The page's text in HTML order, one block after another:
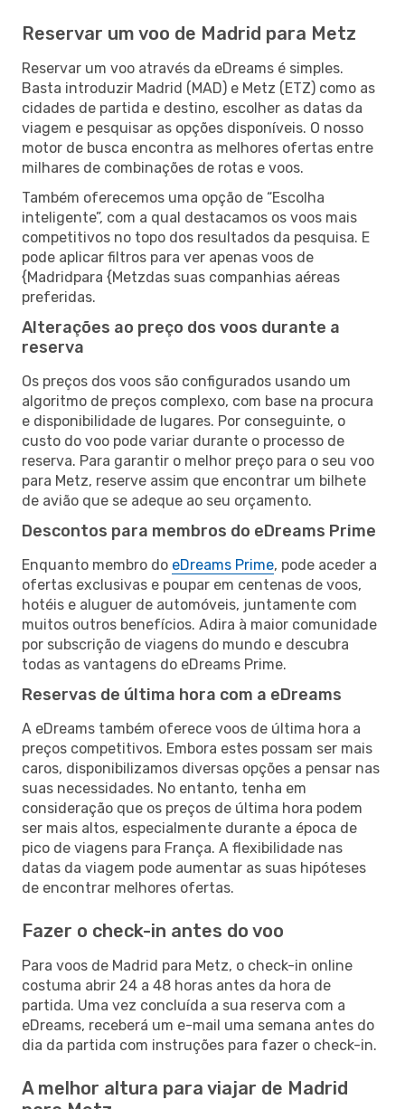
Reservar um voo de Madrid para Metz
Reservar um voo através da eDreams é simples.
Basta introduzir Madrid (MAD) e Metz (ETZ) como as
cidades de partida e destino, escolher as datas da
viagem e pesquisar as opções disponíveis. O nosso
motor de busca encontra as melhores ofertas entre
milhares de combinações de rotas e voos.
Também oferecemos uma opção de “Escolha
inteligente”, com a qual destacamos os voos mais
competitivos no topo dos resultados da pesquisa. E
pode aplicar filtros para ver apenas voos de
{Madridpara {Metzdas suas companhias aéreas
preferidas.
Alterações ao preço dos voos durante a
reserva
Os preços dos voos são configurados usando um
algoritmo de preços complexo, com base na procura
e disponibilidade de lugares. Por conseguinte, o
custo do voo pode variar durante o processo de
reserva. Para garantir o melhor preço para o seu voo
para Metz, reserve assim que encontrar um bilhete
de avião que se adeque ao seu orçamento.
Descontos para membros do eDreams Prime
Enquanto membro do eDreams Prime, pode aceder a
ofertas exclusivas e poupar em centenas de voos,
hotéis e aluguer de automóveis, juntamente com
muitos outros benefícios. Adira à maior comunidade
por subscrição de viagens do mundo e descubra
todas as vantagens do eDreams Prime.
Reservas de última hora com a eDreams
A eDreams também oferece voos de última hora a
preços competitivos. Embora estes possam ser mais
caros, disponibilizamos diversas opções a pensar nas
suas necessidades. No entanto, tenha em
consideração que os preços de última hora podem
ser mais altos, especialmente durante a época de
pico de viagens para França. A flexibilidade nas
datas da viagem pode aumentar as suas hipóteses
de encontrar melhores ofertas.
Fazer o check-in antes do voo
Para voos de Madrid para Metz, o check-in online
costuma abrir 24 a 48 horas antes da hora de
partida. Uma vez concluída a sua reserva com a
eDreams, receberá um e-mail uma semana antes do
dia da partida com instruções para fazer o check-in.
A melhor altura para viajar de Madrid